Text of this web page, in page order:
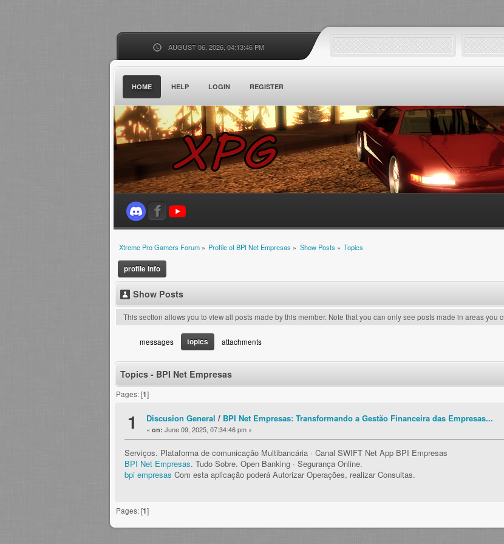
AUGUST 06, 2026, 04:13:46 PM
HOME HELP LOGIN REGISTER
Xtreme Pro Gamers Forum» Profile of BPI Net Empresas » Show Posts » Topics
profile info
Show Posts
This section allows you to view all posts made by this member. Note that you can only see posts made in areas you
messages topics attachments
Topics - BPI Net Empresas
Pages: [1]
1 Discusion General / BPI Net Empresas: Transformando a Gestão Financeira das Empresas...
« on: June 09, 2025, 07:34:46 pm »
Serviços. Plataforma de comunicação Multibancária · Canal SWIFT Net App BPI Empresas
BPI Net Empresas. Tudo Sobre. Open Banking · Segurança Online.
bpi empresas Com esta aplicação poderá Autorizar Operações, realizar Consultas.
Pages: [1]